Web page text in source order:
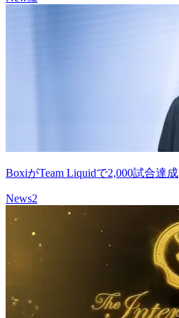
BoxiがTeam Liquidで2,000試合達成
News2